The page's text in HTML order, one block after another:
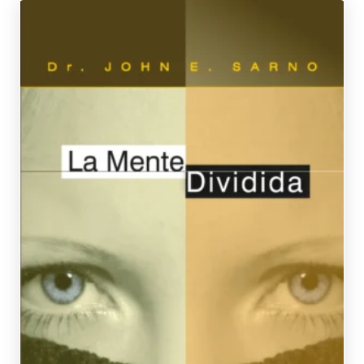
SARNO, DR. JOHN E.